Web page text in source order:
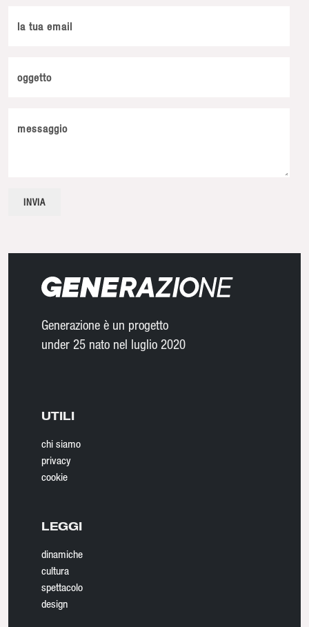
la tua email
oggetto
messaggio
Generazione è un progetto
under 25 nato nel luglio 2020
UTILI
chi siamo
privacy
cookie
LEGGI
dinamiche
cultura
spettacolo
design